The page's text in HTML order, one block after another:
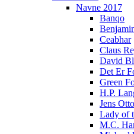
Navne 2017
Banqo
Ceabhar
Claus
David
Det Er
Green
H.P.
Jens
Lady of
M.C.